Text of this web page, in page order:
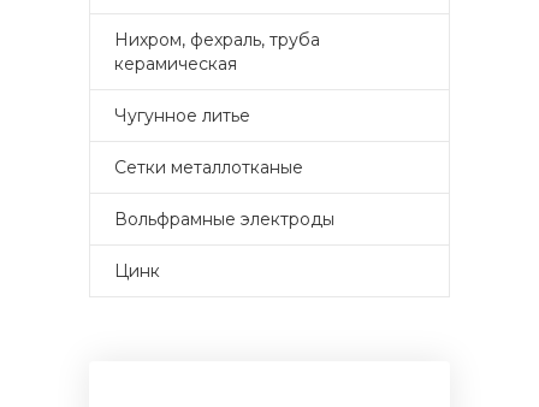
Нихром, фехраль, труба
керамическая
Чугунное литье
Сетки металлотканые
Вольфрамные электроды
Цинк